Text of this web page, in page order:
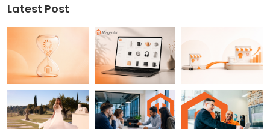
Latest Post